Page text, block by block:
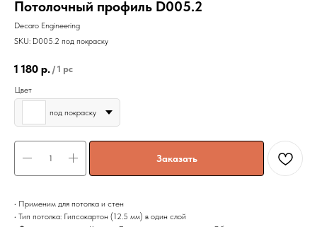
Потолочный профиль D005.2
Decaro Engineering
SKU: D005.2 под покраску
1 180 р. / 1 pc
Цвет
под покраску
Заказать
• Применим для потолка и стен
• Тип потолка: Гипсокартон (12.5 мм) в один слой